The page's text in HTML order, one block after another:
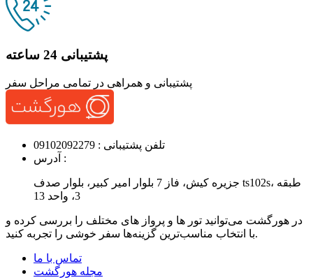
پشتیبانی 24 ساعته
پشتیبانی و همراهی در تمامی مراحل سفر
تلفن پشتیبانی : 09102092279
آدرس :
جزیره کیش، فاز 7 بلوار امیر کبیر، بلوار صدف ts102s، طبقه
3، واحد 13
در هورگشت می‌توانید تور ها و پرواز های مختلف را بررسی کرده و
با انتخاب مناسب‌ترین گزینه‌ها سفر خوشی را تجربه کنید.
تماس با ما
مجله هورگشت